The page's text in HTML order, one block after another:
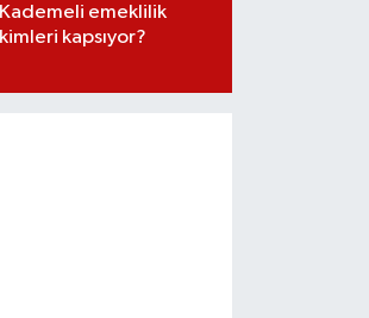
Kademeli emeklilik
kimleri kapsıyor?